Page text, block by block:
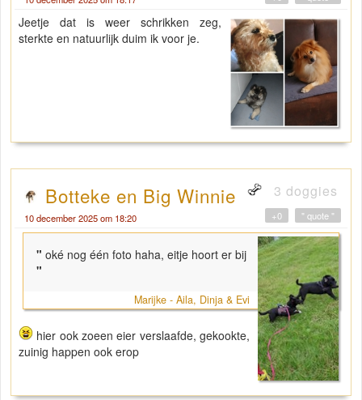
Jeetje dat is weer schrikken zeg,
sterkte en natuurlijk duim ik voor je.
Botteke en Big Winnie 3 doggies
10 december 2025 om 18:20 " quote "
+0
" oké nog één foto haha, eitje hoort er bij
"
Marijke - Aila, Dinja & Evi
hier ook zoeen eier verslaafde, gekookte,
zuinig happen ook erop